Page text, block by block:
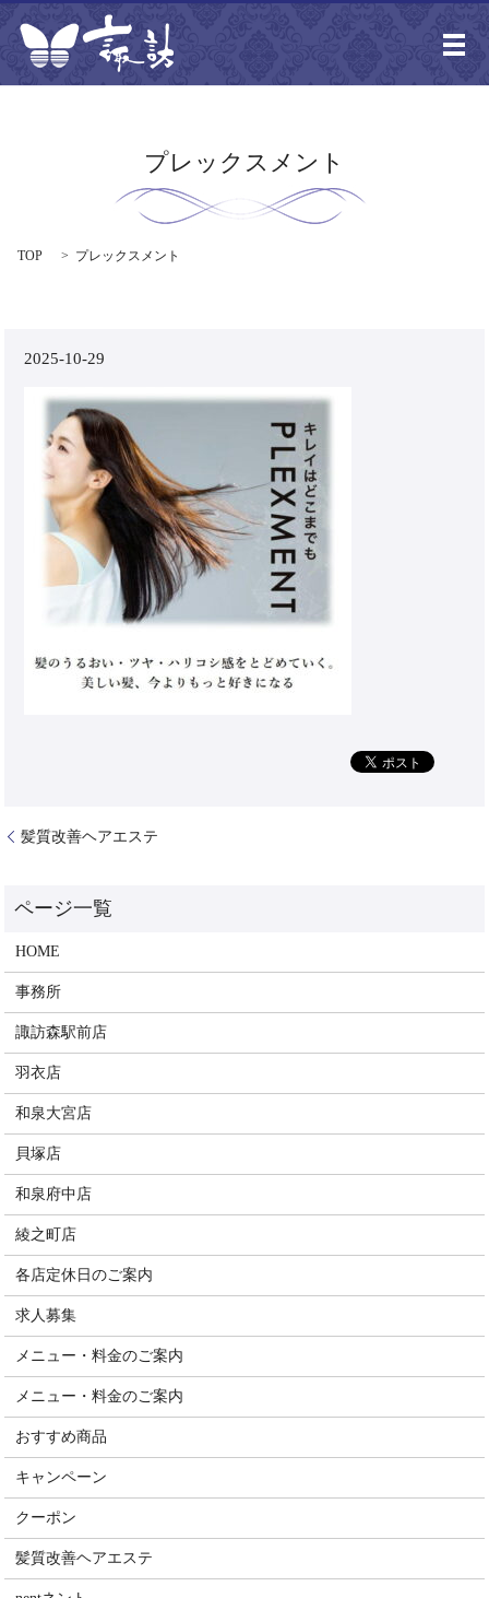
メ
プレックスメント
TOP プレックスメント
2025-10-29
髪質改善ヘアエステ
HOME
事務所
諏訪森駅前店
羽衣店
和泉大宮店
貝塚店
和泉府中店
綾之町店
各店定休日のご案内
求人募集
メニュー・料金のご案内
メニュー・料金のご案内
おすすめ商品
キャンペーン
クーポン
髪質改善ヘアエステ